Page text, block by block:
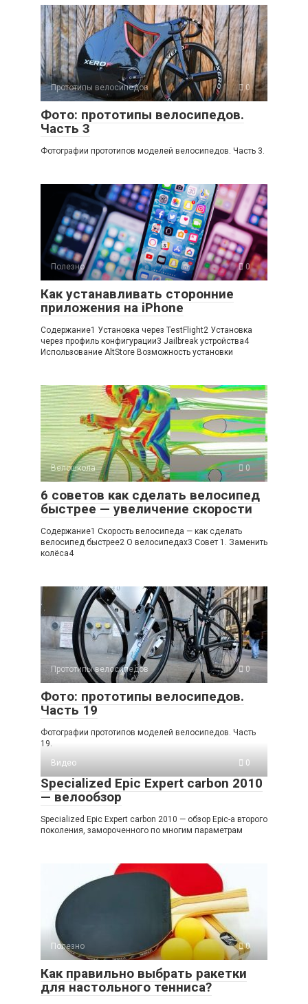
Прототипы велосипедов 0
Фото: прототипы велосипедов.
Часть 3
Фотографии прототипов моделей велосипедов. Часть 3.
Полезно 0
Как устанавливать сторонние
приложения на iPhone
Содержание1 Установка через TestFlight2 Установка
через профиль конфигурации3 Jailbreak устройства4
Использование AltStore Возможность установки
Велошкола 0
6 советов как сделать велосипед
быстрее — увеличение скорости
Содержание1 Скорость велосипеда — как сделать
велосипед быстрее2 О велосипедах3 Совет 1. Заменить
колёса4
Прототипы велосипедов 0
Фото: прототипы велосипедов.
Часть 19
Фотографии прототипов моделей велосипедов. Часть
19.
Видео
0
Specialized Epic Expert carbon 2010
— велообзор
Specialized Epic Expert carbon 2010 — обзор Epic-а второго
поколения, замороченного по многим параметрам
Полезно 0
Как правильно выбрать ракетки
для настольного тенниса?